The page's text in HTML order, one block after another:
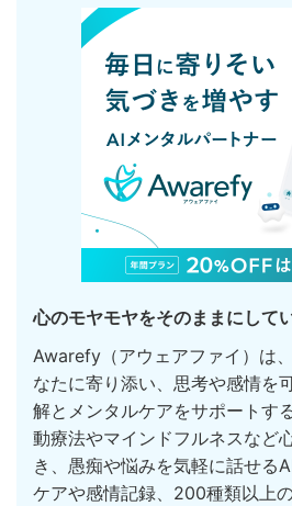
心のモヤモヤをそのままにして
Awarefy（アウェアファイ）は
なたに寄り添い、思考や感情を
解とメンタルケアをサポートす
動療法やマインドフルネスなど
き、愚痴や悩みを気軽に話せる
ケアや感情記録、200種類以上